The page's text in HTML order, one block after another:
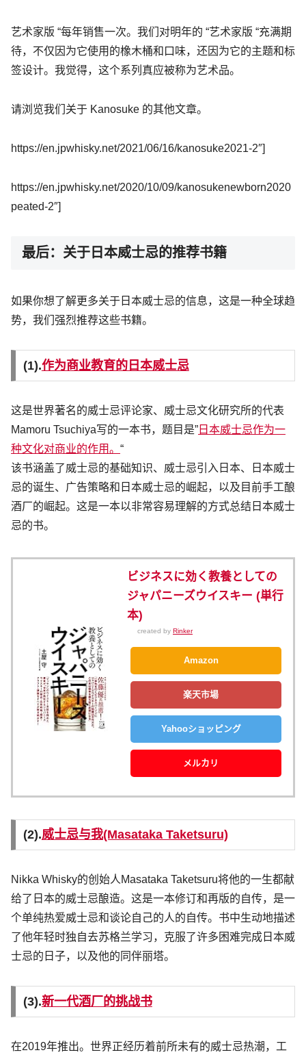
艺术家版 “每年销售一次。我们对明年的 “艺术家版 “充满期
待，不仅因为它使用的橡木桶和口味，还因为它的主题和标
签设计。我觉得，这个系列真应被称为艺术品。
请浏览我们关于 Kanosuke 的其他文章。
https://en.jpwhisky.net/2021/06/16/kanosuke2021-2″]
https://en.jpwhisky.net/2020/10/09/kanosukenewborn2020
peated-2″]
最后：关于日本威士忌的推荐书籍
如果你想了解更多关于日本威士忌的信息，这是一种全球趋
势，我们强烈推荐这些书籍。
(1).作为商业教育的日本威士忌
这是世界著名的威士忌评论家、威士忌文化研究所的代表
Mamoru Tsuchiya写的一本书，题目是” 日本威士忌作为一
种文化对商业的作用。 “
该书涵盖了威士忌的基础知识、威士忌引入日本、日本威士
忌的诞生、广告策略和日本威士忌的崛起，以及目前手工酿
酒厂的崛起。这是一本以非常容易理解的方式总结日本威士
忌的书。
ビジネスに効く教養としての
ジャパニーズウイスキー (単行
本)
created by Rinker
Amazon
楽天市場
Yahooショッピング
メルカリ
(2).威士忌与我(Masataka Taketsuru)
Nikka Whisky的创始人Masataka Taketsuru将他的一生都献
给了日本的威士忌酿造。这是一本修订和再版的自传，是一
个单纯热爱威士忌和谈论自己的人的自传。书中生动地描述
了他年轻时独自去苏格兰学习，克服了许多困难完成日本威
士忌的日子，以及他的同伴丽塔。
(3).新一代酒厂的挑战书
在2019年推出。世界正经历着前所未有的威士忌热潮，工